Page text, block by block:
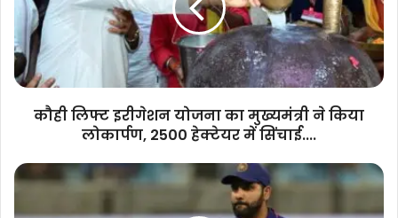
का
मुख्यमंत्री
ने
किया
लोकार्पण,
हेक्टेयरकौही लिफ्ट इरीगेशन योजना का मुख्यमंत्री ने किया
लोकार्पण, 2500 हेक्टेयर में सिंचाई....
Asia